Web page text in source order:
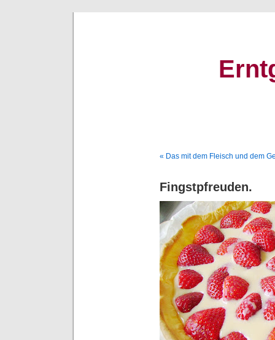
« Das mit dem Fleisch und dem
Fingstpfreuden.